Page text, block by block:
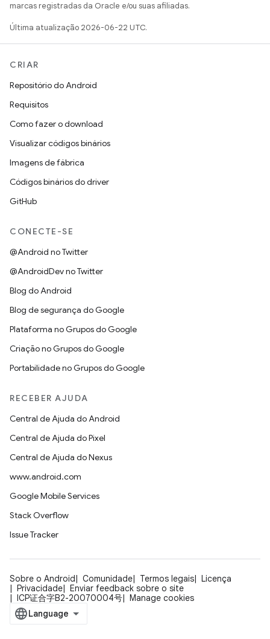
marcas registradas da Oracle e/ou suas afiliadas.
Última atualização 2026-06-22 UTC.
CRIAR
Repositório do Android
Requisitos
Como fazer o download
Visualizar códigos binários
Imagens de fábrica
Códigos binários do driver
GitHub
CONECTE-SE
@Android no Twitter
@AndroidDev no Twitter
Blog do Android
Blog de segurança do Google
Plataforma no Grupos do Google
Criação no Grupos do Google
Portabilidade no Grupos do Google
RECEBER AJUDA
Central de Ajuda do Android
Central de Ajuda do Pixel
Central de Ajuda do Nexus
www.android.com
Google Mobile Services
Stack Overflow
Issue Tracker
Sobre o Android Comunidade Termos legais
Licença
Privacidade
Enviar feedback sobre o site
ICP证合字B2-20070004号
Manage cookies